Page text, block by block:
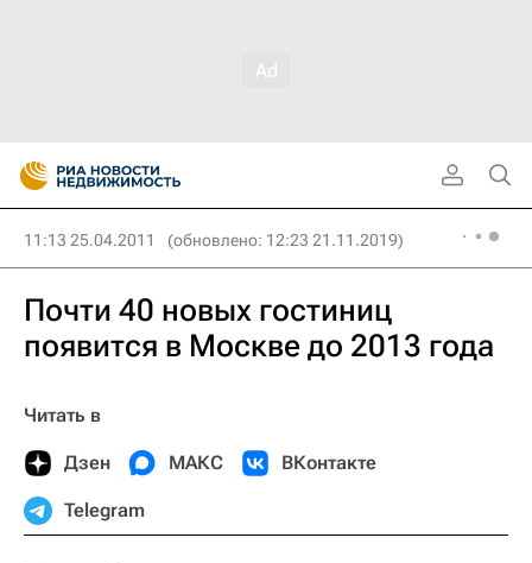
11:13 25.04.2011 (обновлено: 12:23 21.11.2019)
Почти 40 новых гостиниц
появится в Москве до 2013 года
Читать в
Дзен МАКС ВКонтакте
Telegram